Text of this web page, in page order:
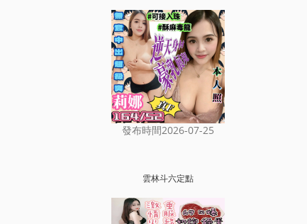
發布時間2026-07-25
雲林斗六定點